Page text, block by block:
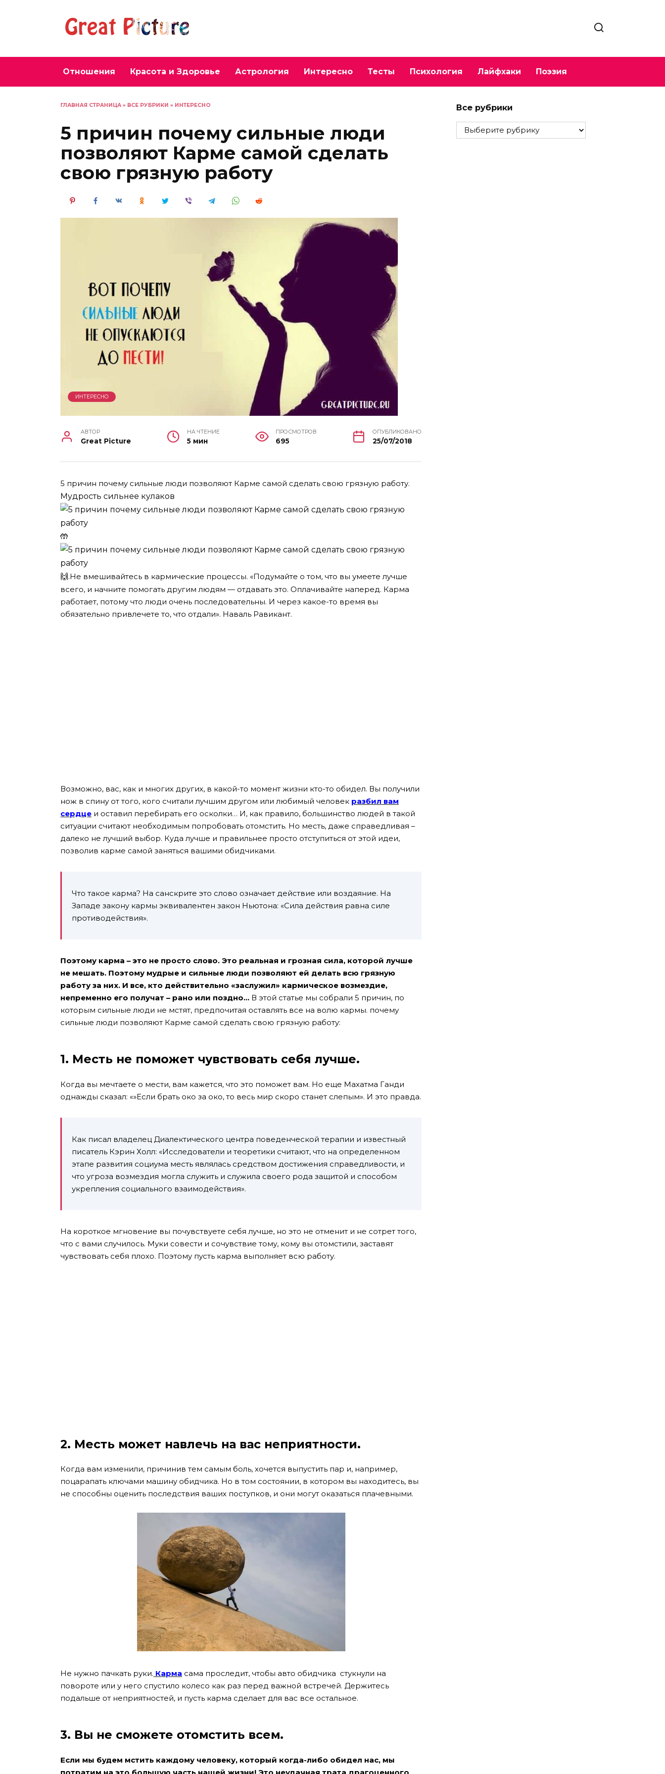
Отношения Красота и Здоровье Астрология Интересно Тесты Психология Лайфхаки Поэзия
ГЛАВНАЯ СТРАНИЦА » ВСЕ РУБРИКИ » ИНТЕРЕСНО
5 причин почему сильные люди
позволяют Карме самой сделать
свою грязную работу
ИНТЕРЕСНО
АВТОР
Great Picture
НА ЧТЕНИЕ
5 мин
ПРОСМОТРОВ
695
ОПУБЛИКОВАНО
25/07/2018
5 причин почему сильные люди позволяют Карме самой сделать свою грязную работу.
Мудрость сильнее кулаков
🤲
🙌.Не вмешивайтесь в кармические процессы. «Подумайте о том, что вы умеете лучше
всего, и начните помогать другим людям — отдавать это. Оплачивайте наперед. Карма
работает, потому что люди очень последовательны. И через какое-то время вы
обязательно привлечете то, что отдали». Наваль Равикант.
Возможно, вас, как и многих других, в какой-то момент жизни кто-то обидел. Вы получили
нож в спину от того, кого считали лучшим другом или любимый человек разбил вам
сердце и оставил перебирать его осколки… И, как правило, большинство людей в такой
ситуации считают необходимым попробовать отомстить. Но месть, даже справедливая –
далеко не лучший выбор. Куда лучше и правильнее просто отступиться от этой идеи,
позволив карме самой заняться вашими обидчиками.
Что такое карма? На санскрите это слово означает действие или воздаяние. На
Западе закону кармы эквивалентен закон Ньютона: «Сила действия равна силе
противодействия».
Поэтому карма – это не просто слово. Это реальная и грозная сила, которой лучше
не мешать. Поэтому мудрые и сильные люди позволяют ей делать всю грязную
работу за них. И все, кто действительно «заслужил» кармическое возмездие,
непременно его получат – рано или поздно… В этой статье мы собрали 5 причин, по
которым сильные люди не мстят, предпочитая оставлять все на волю кармы. почему
сильные люди позволяют Карме самой сделать свою грязную работу:
1. Месть не поможет чувствовать себя лучше.
Когда вы мечтаете о мести, вам кажется, что это поможет вам. Но еще Махатма Ганди
однажды сказал: «»Если брать око за око, то весь мир скоро станет слепым». И это правда.
Как писал владелец Диалектического центра поведенческой терапии и известный
писатель Кэрин Холл: «Исследователи и теоретики считают, что на определенном
этапе развития социума месть являлась средством достижения справедливости, и
что угроза возмездия могла служить и служила своего рода защитой и способом
укрепления социального взаимодействия».
На короткое мгновение вы почувствуете себя лучше, но это не отменит и не сотрет того,
что с вами случилось. Муки совести и сочувствие тому, кому вы отомстили, заставят
чувствовать себя плохо. Поэтому пусть карма выполняет всю работу.
2. Месть может навлечь на вас неприятности.
Когда вам изменили, причинив тем самым боль, хочется выпустить пар и, например,
поцарапать ключами машину обидчика. Но в том состоянии, в котором вы находитесь, вы
не способны оценить последствия ваших поступков, и они могут оказаться плачевными.
Не нужно пачкать руки. Карма сама проследит, чтобы авто обидчика стукнули на
повороте или у него спустило колесо как раз перед важной встречей. Держитесь
подальше от неприятностей, и пусть карма сделает для вас все остальное.
3. Вы не сможете отомстить всем.
Если мы будем мстить каждому человеку, который когда-либо обидел нас, мы
потратим на это большую часть нашей жизни! Это неудачная трата драгоценного
Все рубрики
Все
рубрики